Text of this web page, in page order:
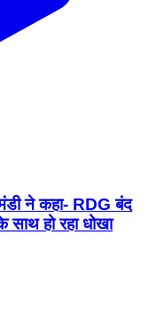
मंडी ने कहा- RDG बंद
साथ हो रहा धोखा